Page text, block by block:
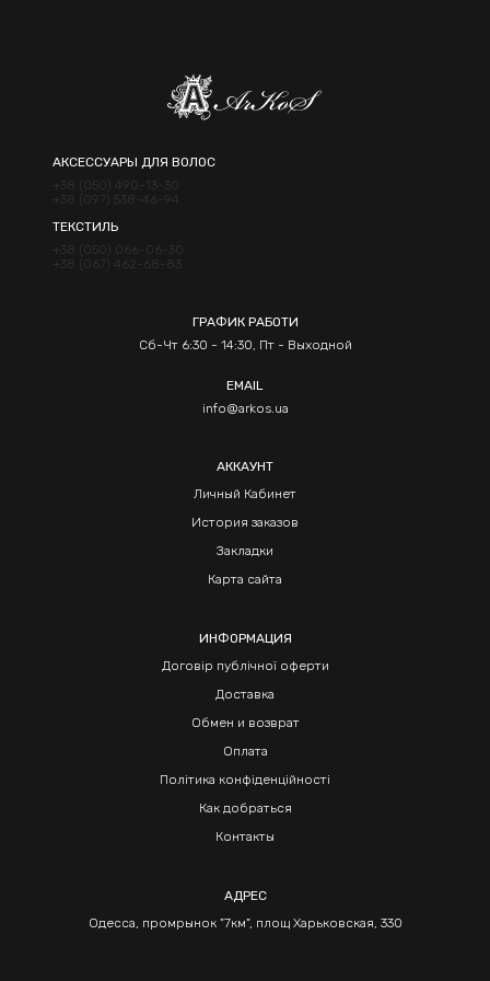
АКСЕССУАРЫ ДЛЯ ВОЛОС
+38 (050) 490-13-30
+38 (097) 538-46-94
ТЕКСТИЛЬ
+38 (050) 066-06-30
+38 (067) 462-68-83
ГРАФИК РАБОТИ
Сб-Чт 6:30 - 14:30, Пт - Выходной
EMAIL
info@arkos.ua
АККАУНТ
Личный Кабинет
История заказов
Закладки
Карта сайта
ИНФОРМАЦИЯ
Договір публічної оферти
Доставка
Обмен и возврат
Оплата
Політика конфіденційності
Как добраться
Контакты
АДРЕС
Одесса, промрынок "7км", площ Харьковская, 330